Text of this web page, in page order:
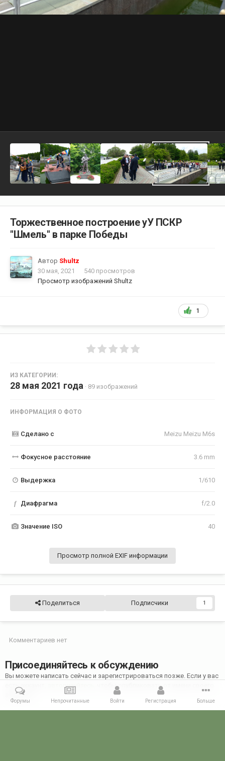
Торжественное построение уУ ПСКР
"Шмель" в парке Победы
Автор Shultz
30 мая, 2021
540 просмотров
Просмотр изображений Shultz
1
ИЗ КАТЕГОРИИ:
28 мая 2021 года · 89 изображений
ИНФОРМАЦИЯ О ФОТО
Сделано с Meizu Meizu M6s
Фокусное расстояние 3.6 mm
Выдержка 1/610
f Диафрагма f/2.0
Значение ISO 40
Просмотр полной EXIF информации
Поделиться Подписчики 1
Комментариев нет
Присоединяйтесь к обсуждению
Вы можете написать сейчас и зарегистрироваться позже. Если у вас
есть аккаунт,
авторизуйтесь
, чтобы опубликовать от имени своего
аккаунта.
Форумы Непрочитанные Войти Регистрация Больше